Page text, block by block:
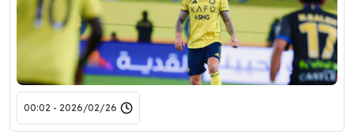
2026/02/26 - 00:02